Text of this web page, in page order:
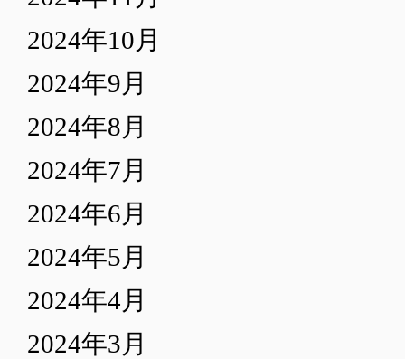
2024年10月
2024年9月
2024年8月
2024年7月
2024年6月
2024年5月
2024年4月
2024年3月